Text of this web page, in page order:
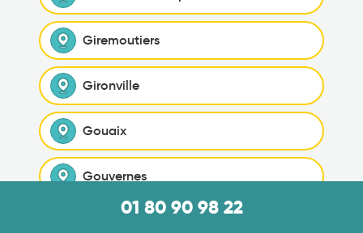
Giremoutiers
Gironville
Gouaix
Gouvernes
01 80 90 98 22